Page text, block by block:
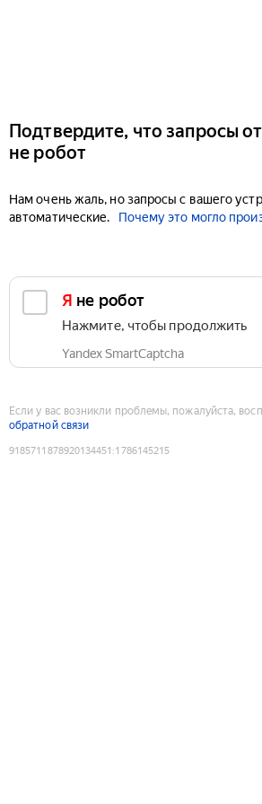
Подтвердите, что запросы
не робот
Нам очень жаль, но запросы с вашего
автоматические.
Почему это могло
Я не робот
Нажмите, чтобы продолжить
Yandex SmartCaptcha
Если у вас возникли проблемы, пожалуйста,
обратной связи
9185711878920134451 :1786145215